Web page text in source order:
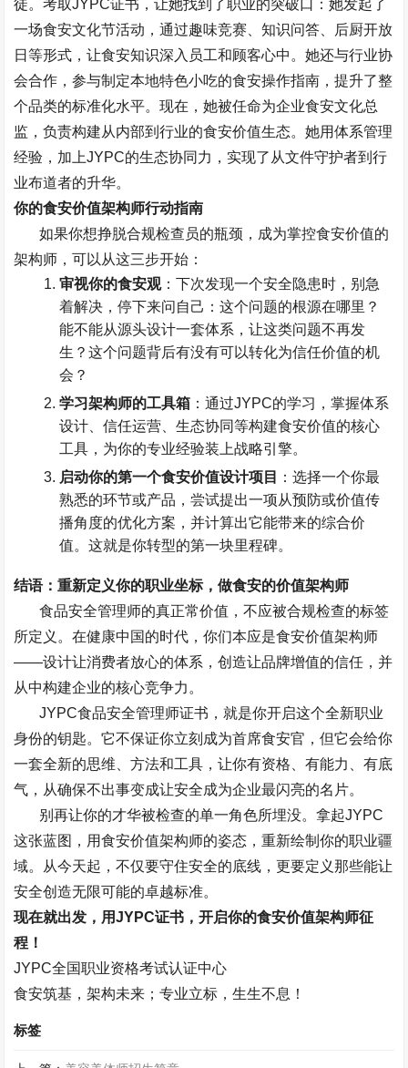
徒。考取JYPC证书，让她找到了职业的突破口：她发起了
一场食安文化节活动，通过趣味竞赛、知识问答、后厨开放
日等形式，让食安知识深入员工和顾客心中。她还与行业协
会合作，参与制定本地特色小吃的食安操作指南，提升了整
个品类的标准化水平。现在，她被任命为企业食安文化总
监，负责构建从内部到行业的食安价值生态。她用体系管理
经验，加上JYPC的生态协同力，实现了从文件守护者到行
业布道者的升华。
你的食安价值架构师行动指南
如果你想挣脱合规检查员的瓶颈，成为掌控食安价值的
架构师，可以从这三步开始：
审视你的食安观：下次发现一个安全隐患时，别急
着解决，停下来问自己：这个问题的根源在哪里？
能不能从源头设计一套体系，让这类问题不再发
生？这个问题背后有没有可以转化为信任价值的机
会？
学习架构师的工具箱 ：通过JYPC的学习，掌握体系
设计、信任运营、生态协同等构建食安价值的核心
工具，为你的专业经验装上战略引擎。
启动你的第一个食安价值设计项目
：选择一个你最
熟悉的环节或产品，尝试提出一项从预防或价值传
播角度的优化方案，并计算出它能带来的综合价
值。这就是你转型的第一块里程碑。
结语：重新定义你的职业坐标，做食安的价值架构师
食品安全管理师的真正常价值，不应被合规检查的标签
所定义。在健康中国的时代，你们本应是食安价值架构师
——设计让消费者放心的体系，创造让品牌增值的信任，并
从中构建企业的核心竞争力。
JYPC食品安全管理师证书，就是你开启这个全新职业
身份的钥匙。它不保证你立刻成为首席食安官，但它会给你
一套全新的思维、方法和工具，让你有资格、有能力、有底
气，从确保不出事变成让安全成为企业最闪亮的名片。
别再让你的才华被检查的单一角色所埋没。拿起JYPC
这张蓝图，用食安价值架构师的姿态，重新绘制你的职业疆
域。从今天起，不仅要守住安全的底线，更要定义那些能让
安全创造无限可能的卓越标准。
现在就出发，用JYPC证书，开启你的食安价值架构师征
程！
JYPC全国职业资格考试认证中心
食安筑基，架构未来；专业立标，生生不息！
标签